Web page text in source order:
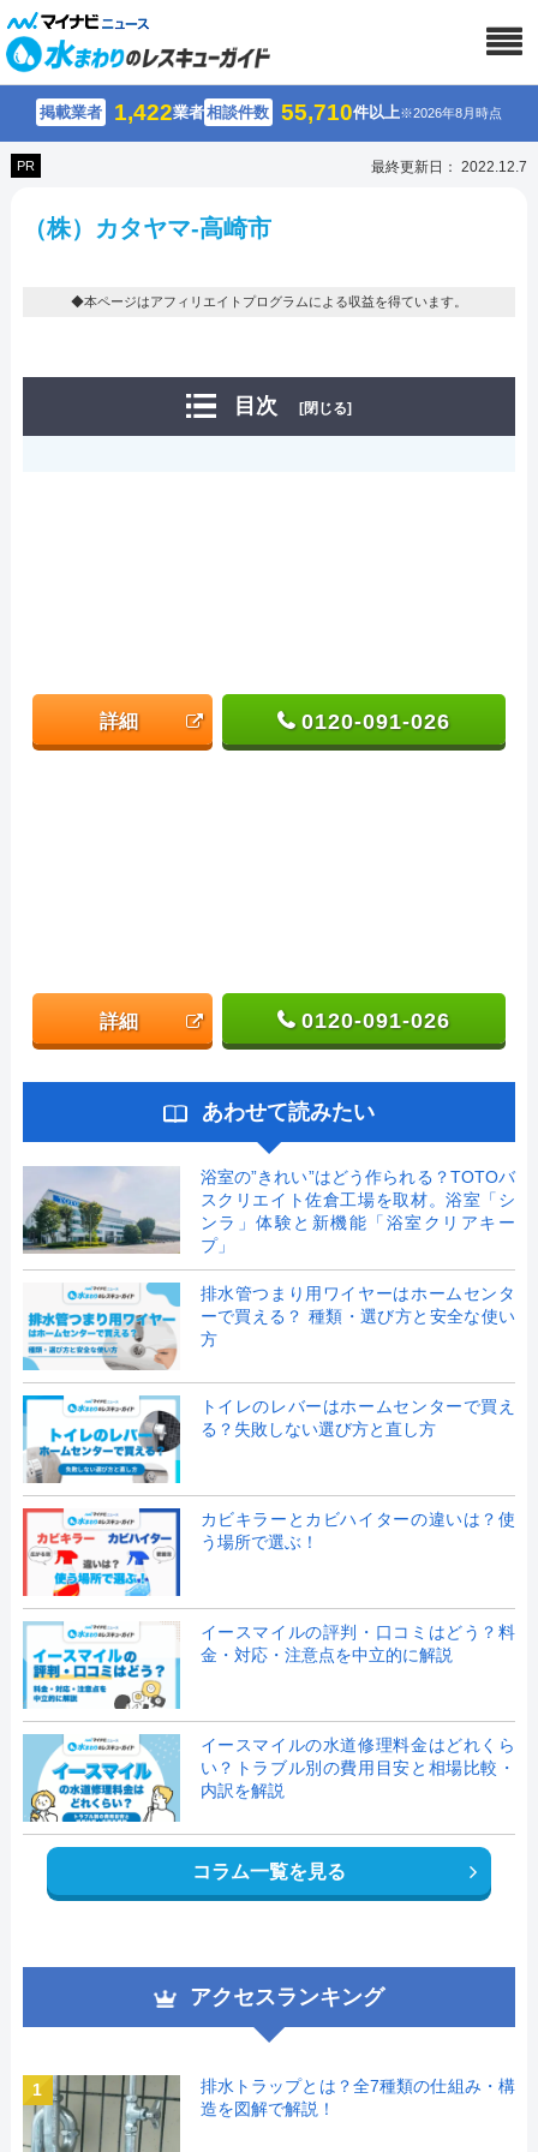
掲載業者 1,422業者相談件数 55,710件以上※2026年8月時点
PR 最終更新日： 2022.12.7
（株）カタヤマ-高崎市
◆本ページはアフィリエイトプログラムによる収益を得ています。
目次 [閉じる]
詳細 0120-091-026
詳細 0120-091-026
あわせて読みたい
浴室の”きれい”はどう作られる？TOTOバ
スクリエイト佐倉工場を取材。浴室「シ
ンラ」体験と新機能「浴室クリアキー
プ」
排水管つまり用ワイヤーはホームセンタ
ーで買える？ 種類・選び方と安全な使い
方
トイレのレバーはホームセンターで買え
る？失敗しない選び方と直し方
カビキラーとカビハイターの違いは？使
う場所で選ぶ！
イースマイルの評判・口コミはどう？料
金・対応・注意点を中立的に解説
イースマイルの水道修理料金はどれくら
い？トラブル別の費用目安と相場比較・
内訳を解説
コラム一覧を見る
アクセスランキング
1
排水トラップとは？全7種類の仕組み・構
造を図解で解説！